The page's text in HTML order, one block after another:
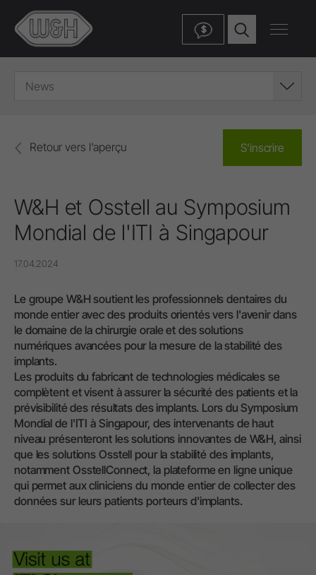
$
News
Retour vers l'aperçu S'inscrire
W&H et Osstell au Symposium
Mondial de l'ITI à Singapour
17.04.2024
Le groupe W&H soutient les professionnels dentaires du
monde entier avec des produits orientés vers l'avenir dans
le domaine de la chirurgie orale et des solutions
numériques avancées pour la mesure de la stabilité des
implants.
Les produits du fabricant de technologies médicales se
complètent et visent à assurer la sécurité des patients et la
prévisibilité des résultats des implants. Lors du Symposium
Mondial de l'ITI à Singapour, des intervenants de haut
niveau présenteront les solutions innovantes de W&H, ainsi
que les solutions Osstell pour la stabilité des implants,
notamment OsstellConnect, la plateforme en ligne unique
qui permet aux cliniciens du monde entier de collecter des
données sur leurs patients porteurs d'implants.